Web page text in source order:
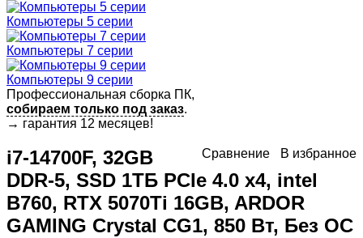
Компьютеры 5 серии
Компьютеры 7 серии
Компьютеры 9 серии
Профессиональная сборка ПК,
собираем только под заказ.
→ гарантия 12 месяцев!
В избранное
Сравнение
i7-14700F, 32GB
DDR-5, SSD 1ТБ PCIe 4.0 x4, intel
B760, RTX 5070Ti 16GB, ARDOR
GAMING Crystal CG1, 850 Вт, Без ОС